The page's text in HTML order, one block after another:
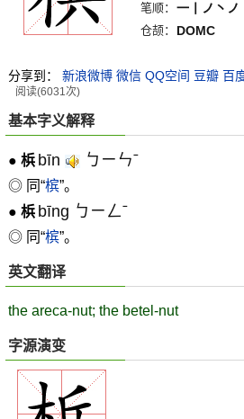
笔顺： 一丨ノ丶ノ
仓颉： DOMC
分享到： 新浪微博 微信 QQ空间 豆瓣 百
阅读(6031次)
基本字义解释
● 梹 bīn ㄅㄧㄣˉ
◎ 同“槟”。
● 梹 bīng ㄅㄧㄥˉ
◎ 同“槟”。
英文翻译
the areca-nut; the betel-nut
字源演变